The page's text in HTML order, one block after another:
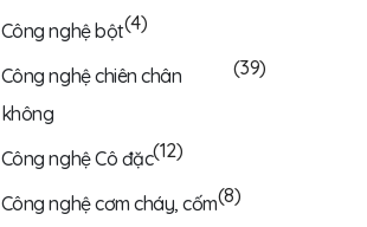
Công nghệ bột(4)
Công nghệ chiên chân
không
(39)
Công nghệ Cô đặc(12)
Công nghệ cơm cháy, cốm(8)